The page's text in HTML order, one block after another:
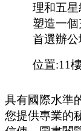
理和五
塑造一
首選辦公
位置:11
具有國際水準
您提供專業的